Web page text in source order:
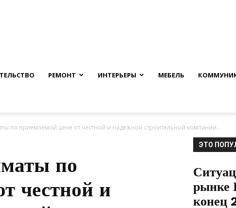
РЕМОНТ ИНТЕРЬЕРЫ МЕБЕЛЬ
по приемлемой цене от честной и надежной строительной компании...
по
честной и
ЭТО
рынке
конец